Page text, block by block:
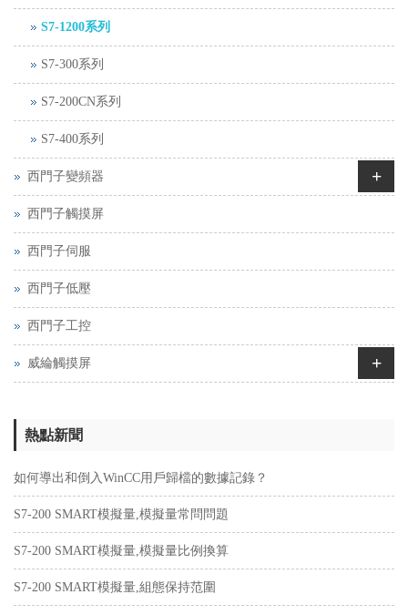
S7-1200系列
S7-300系列
S7-200CN系列
S7-400系列
西門子變頻器 +
西門子觸摸屏
西門子伺服
西門子低壓
西門子工控
威綸觸摸屏 +
熱點新聞
如何導出和倒入WinCC用戶歸檔的數據記錄？
S7-200 SMART模擬量,模擬量常問問題
S7-200 SMART模擬量,模擬量比例換算
S7-200 SMART模擬量,組態保持范圍